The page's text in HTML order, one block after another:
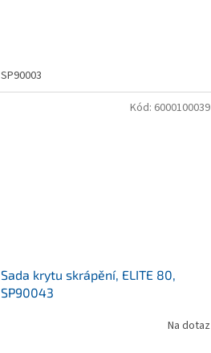
SP90003
Sada krytu skrápění, ELITE 80,
SP90043
Na dotaz
Kód: 6000100039